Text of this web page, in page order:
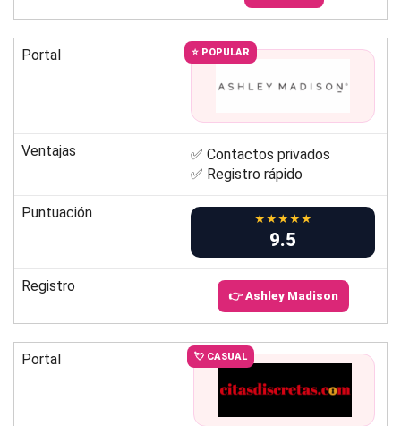
Portal ⭐ POPULAR
Ventajas
✅ Contactos privados
✅ Registro rápido
Puntuación ★★★★★
9.5
Registro
👉 Ashley Madison
Portal 💘 CASUAL